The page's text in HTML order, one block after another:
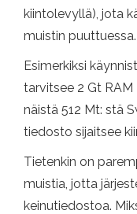
kiintolevyllä), jota
muistin puuttuessa.
Esimerkiksi
tarvitsee 2 Gt RAM
näistä 512 Mt: stä
tiedosto sijaitsee
Tietenkin on
muistia, jotta
keinutiedostoa.